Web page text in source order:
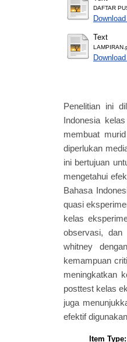
DAFTAR
Text
Penelitian ini
Indonesia
membuat
diperlukan
ini bertujuan
mengetahui
Bahasa
quasi
kelas
observasi, dan
whitney
kemampuan
meningkatkan
posttest kelas
juga
efektif
Item Type: